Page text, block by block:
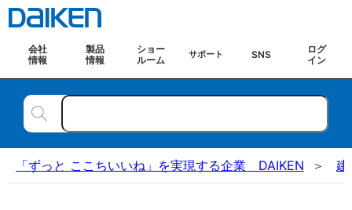
会社
情報
製品
情報
ショー
ルーム
サポート SNS
ログ
イン
「ずっと ここちいいね」を実現する企業 DAIKEN 建